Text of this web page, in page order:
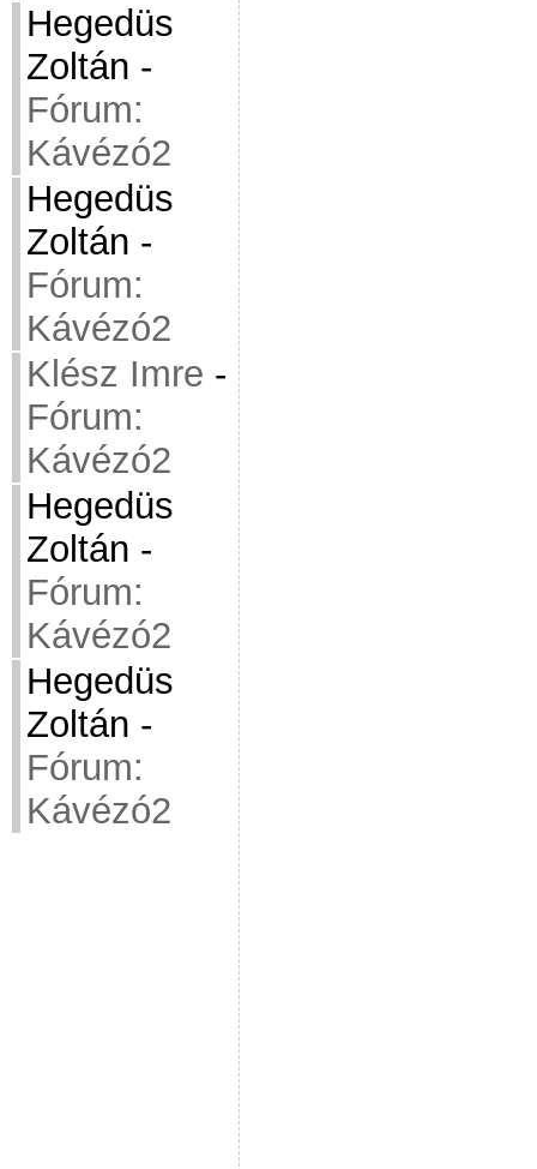
Hegedüs
Zoltán -
Fórum:
Kávézó2
Hegedüs
Zoltán -
Fórum:
Kávézó2
Klész Imre -
Fórum:
Kávézó2
Hegedüs
Zoltán -
Fórum:
Kávézó2
Hegedüs
Zoltán -
Fórum:
Kávézó2